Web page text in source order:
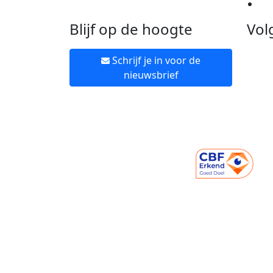
Blijf op de hoogte
Schrijf je in voor de
nieuwsbrief